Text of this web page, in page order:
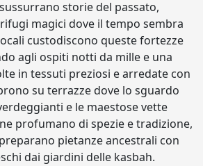
storie del passato,
magici dove il tempo sembra
custodiscono queste fortezze
agli ospiti notti da mille e una
in tessuti preziosi e arredate con
su terrazze dove lo sguardo
e le maestose vette
profumano di spezie e tradizione,
pietanze ancestrali con
dai giardini delle kasbah.